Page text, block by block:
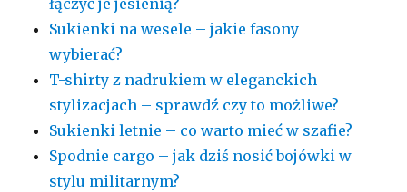
łączyć je jesienią?
Sukienki na wesele – jakie fasony
wybierać?
T-shirty z nadrukiem w eleganckich
stylizacjach – sprawdź czy to możliwe?
Sukienki letnie – co warto mieć w szafie?
Spodnie cargo – jak dziś nosić bojówki w
stylu militarnym?